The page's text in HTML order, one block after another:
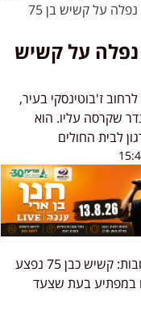
אירוע חריג ברחובות: גדר נפלה על קשיש בן 75
נפלה על קשיש
ז'בוטינסקי בעיר,
שקרסה עליו. הוא
לבית החולים
אירוע חריג ובלתי צפוי התרחש אמש ברחובות: קשיש כבן 75 נפצע
במפתיע בעת שצעד